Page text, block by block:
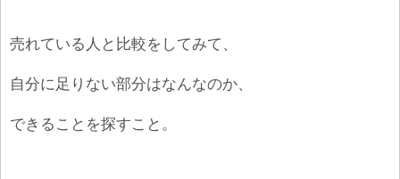
売れている人と比較をしてみて、
自分に足りない部分はなんなのか、
できることを探すこと。